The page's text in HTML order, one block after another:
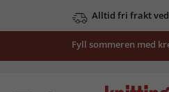
Se våre
Fyll sommeren med